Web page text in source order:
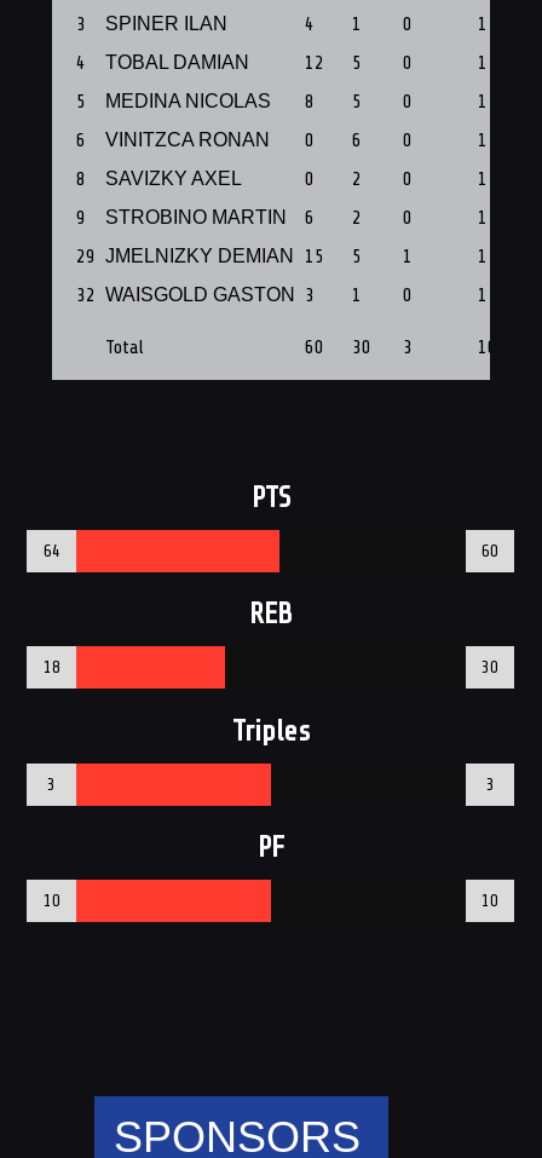
3
SPINER ILAN 4 1 0
1
4
TOBAL DAMIAN 12 5 0
1
5
MEDINA NICOLAS 8 5 0
1
6
VINITZCA RONAN 0 6 0
1
8
SAVIZKY AXEL 0 2 0
1
9
STROBINO MARTIN 6 2 0
1
29 JMELNIZKY DEMIAN 15 5 1
1
32 WAISGOLD GASTON 3 1 0 1
Total 60 30 3 10
PTS
64 60
REB
18 30
Triples
3 3
PF
10 10
SPONSORS